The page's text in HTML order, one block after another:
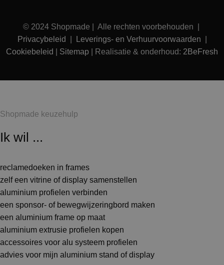
© 2024 Shopmade | Alle rechten voorbehouden |
Privacybeleid
Leverings- en Verhuurvoorwaarden
Cookiebeleid
Sitemap | Realisatie & onderhoud: 2BeFresh
Shopmade keuzehulp
Ik wil ...
reclamedoeken in frames
zelf een vitrine of display samenstellen
aluminium profielen verbinden
een sponsor- of bewegwijzeringbord maken
een aluminium frame op maat
aluminium extrusie profielen kopen
accessoires voor alu systeem profielen
advies voor mijn aluminium stand of display